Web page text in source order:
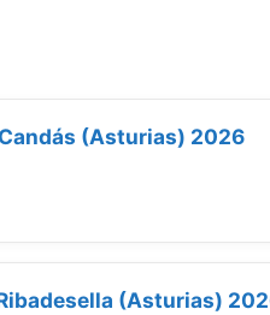
(Asturias) 2026
(Asturias)